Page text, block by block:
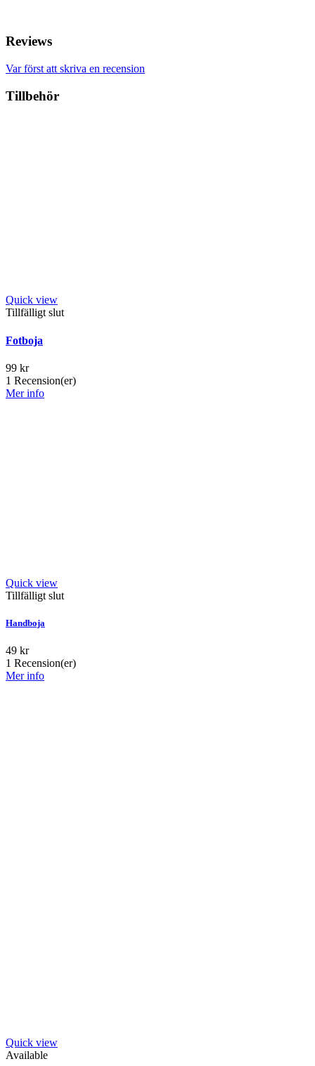
Reviews
Var först att skriva en recension
Tillbehör
Quick view
Tillfälligt slut
Fotboja
99 kr
1 Recension(er)
Mer info
Quick view
Tillfälligt slut
Handboja
49 kr
1 Recension(er)
Mer info
Quick view
Available